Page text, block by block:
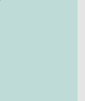
Fahrdaten